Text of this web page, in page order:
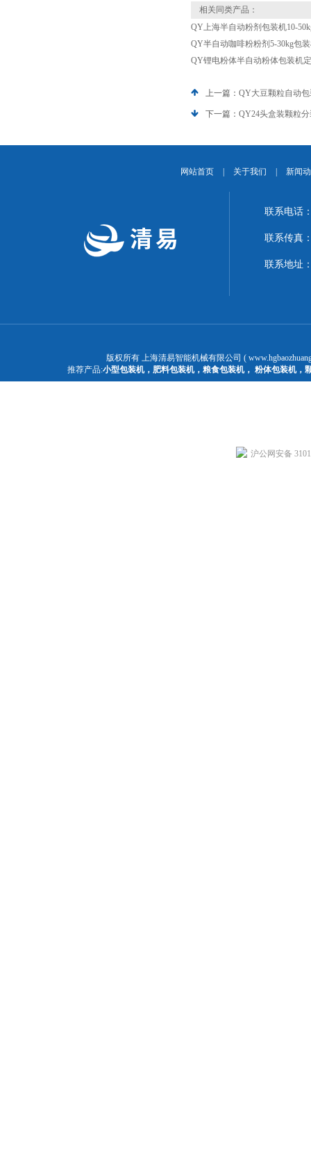
相关同类产品：
QY上海半自动粉剂包装机10-
QY半自动咖啡粉粉剂5-30kg包
QY锂电粉体半自动粉体包装机
上一篇： QY大豆颗粒自动
下一篇： QY24头盒装颗粒
网站首页 关于我们 新闻
联系电话
联系传真
联系地址
版权所有 上海清易智能机械有限公司 (
推荐产品:小型包装机， 肥料包装机， 粮食包装机， 粉体包装机，
沪公网安备